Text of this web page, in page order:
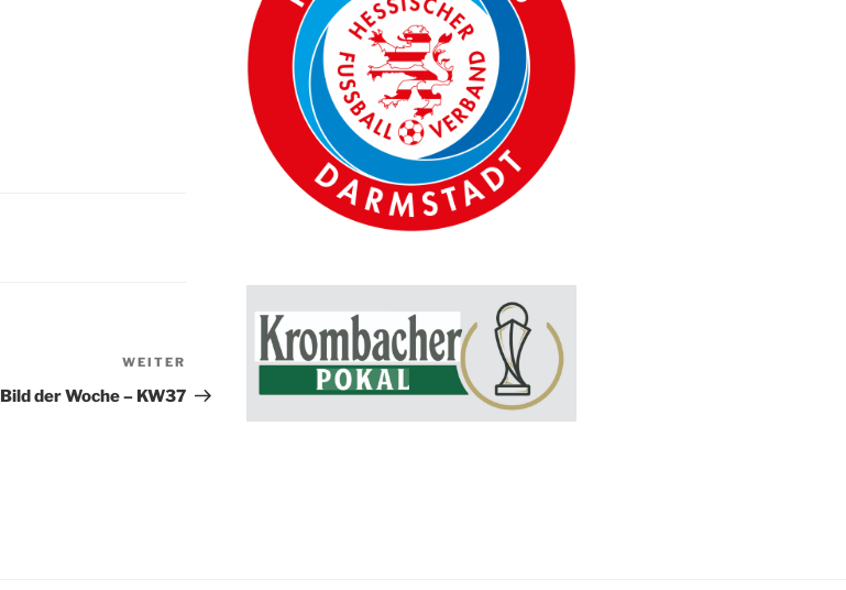
Nächster
Beitrag
WEITER
Bild der Woche – KW37